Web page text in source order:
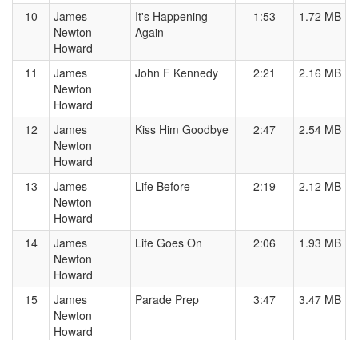
10
James
Newton
Howard
It's Happening
Again
1:53 1.72 MB
11
James
Newton
Howard
John F Kennedy 2:21 2.16 MB
12
James
Newton
Howard
Kiss Him Goodbye 2:47 2.54 MB
13
James
Newton
Howard
Life Before 2:19 2.12 MB
14
James
Newton
Howard
Life Goes On 2:06 1.93 MB
15
James
Newton
Howard
Parade Prep 3:47 3.47 MB